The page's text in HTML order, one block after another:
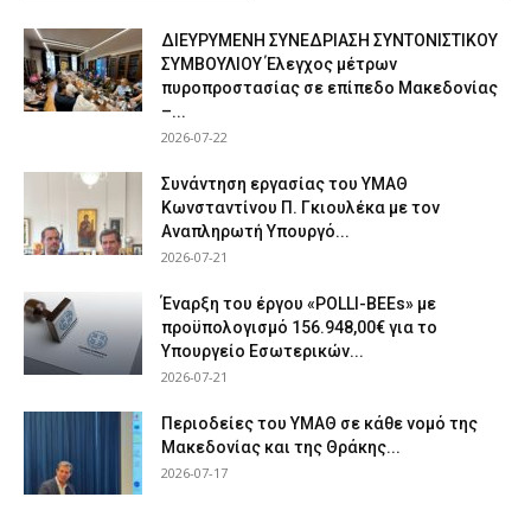
ΔΙΕΥΡΥΜΕΝΗ ΣΥΝΕΔΡΙΑΣΗ ΣΥΝΤΟΝΙΣΤΙΚΟΥ
ΣΥΜΒΟΥΛΙΟΥ Έλεγχος μέτρων
πυροπροστασίας σε επίπεδο Μακεδονίας
–...
2026-07-22
Συνάντηση εργασίας του ΥΜΑΘ
Κωνσταντίνου Π. Γκιουλέκα με τον
Αναπληρωτή Υπουργό...
2026-07-21
Έναρξη του έργου «POLLI-BEEs» με
προϋπολογισμό 156.948,00€ για το
Υπουργείο Εσωτερικών...
2026-07-21
Περιοδείες του ΥΜΑΘ σε κάθε νομό της
Μακεδονίας και της Θράκης...
2026-07-17